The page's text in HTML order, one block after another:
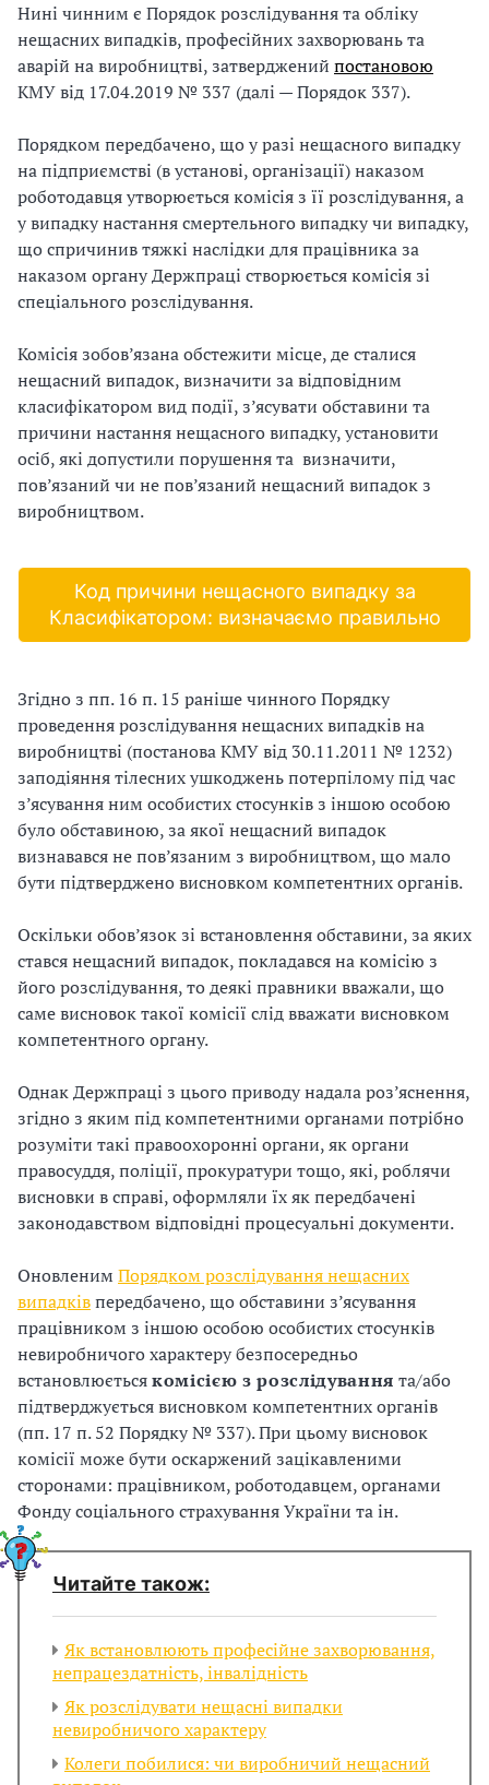
Нині чинним є Порядок розслідування та обліку
нещасних випадків, професійних захворювань та
аварій на виробництві, затверджений постановою
КМУ від 17.04.2019 № 337 (далі — Порядок 337).
Порядком передбачено, що у разі нещасного випадку
на підприємстві (в установі, організації) наказом
роботодавця утворюється комісія з її розслідування, а
у випадку настання смертельного випадку чи випадку,
що спричинив тяжкі наслідки для працівника за
наказом органу Держпраці створюється комісія зі
спеціального розслідування.
Комісія зобов’язана обстежити місце, де сталися
нещасний випадок, визначити за відповідним
класифікатором вид події, з’ясувати обставини та
причини настання нещасного випадку, установити
осіб, які допустили порушення та визначити,
пов’язаний чи не пов’язаний нещасний випадок з
виробництвом.
Код причини нещасного випадку за
Класифікатором: визначаємо правильно
Згідно з пп. 16 п. 15 раніше чинного Порядку
проведення розслідування нещасних випадків на
виробництві (постанова КМУ від 30.11.2011 № 1232)
заподіяння тілесних ушкоджень потерпілому під час
з’ясування ним особистих стосунків з іншою особою
було обставиною, за якої нещасний випадок
визнавався не пов’язаним з виробництвом, що мало
бути підтверджено висновком компетентних органів.
Оскільки обов’язок зі встановлення обставини, за яких
стався нещасний випадок, покладався на комісію з
його розслідування, то деякі правники вважали, що
саме висновок такої комісії слід вважати висновком
компетентного органу.
Однак Держпраці з цього приводу надала роз’яснення,
згідно з яким під компетентними органами потрібно
розуміти такі правоохоронні органи, як органи
правосуддя, поліції, прокуратури тощо, які, роблячи
висновки в справі, оформляли їх як передбачені
законодавством відповідні процесуальні документи.
Оновленим Порядком розслідування нещасних
випадківпередбачено, що обставини з’ясування
працівником з іншою особою особистих стосунків
невиробничого характеру безпосередньо
встановлюєтьсякомісією з розслідування та/або
підтверджується висновком компетентних органів
(пп. 17 п. 52 Порядку № 337). При цьому висновок
комісії може бути оскаржений зацікавленими
сторонами: працівником, роботодавцем, органами
Фонду соціального страхування України та ін.
Читайте також:
Як встановлюють професійне захворювання,
непрацездатність, інвалідність
Як розслідувати нещасні випадки
невиробничого характеру
Колеги побилися: чи виробничий нещасний
й
о
р
а
н
а
ц